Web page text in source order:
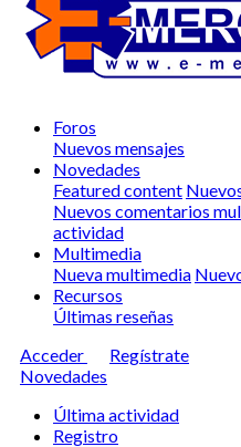
Foros
Nuevos mensajes
Novedades
Featured content
Nuevos comentarios
actividad
Multimedia
Nueva multimedia
Recursos
Últimas reseñas
Acceder
Regístrate
Novedades
Última actividad
Registro